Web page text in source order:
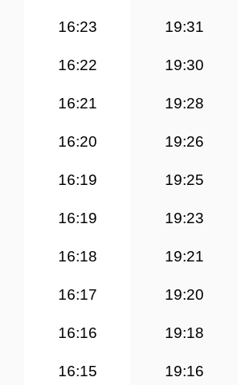
16:23 19:31
16:22 19:30
16:21 19:28
16:20 19:26
16:19 19:25
16:19 19:23
16:18 19:21
16:17 19:20
16:16 19:18
16:15 19:16